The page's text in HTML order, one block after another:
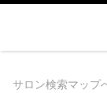
サロン検索マップ